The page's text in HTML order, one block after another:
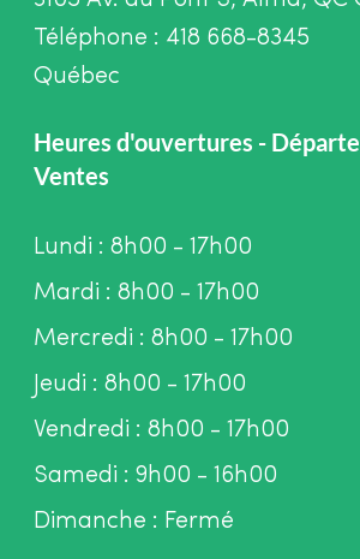
Téléphone : 418 668-8345
Québec
Heures d'ouvertures -
Ventes
Lundi : 8h00 - 17h00
Mardi : 8h00 - 17h00
Mercredi : 8h00 - 17h00
Jeudi : 8h00 - 17h00
Vendredi : 8h00 - 17h00
Samedi : 9h00 - 16h00
Dimanche : Fermé